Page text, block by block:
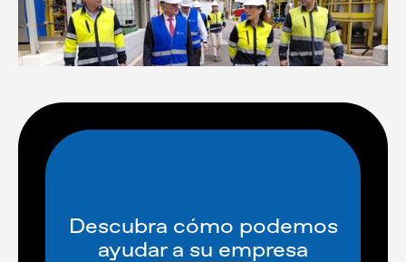
Descubra cómo podemos
ayudar a su empresa